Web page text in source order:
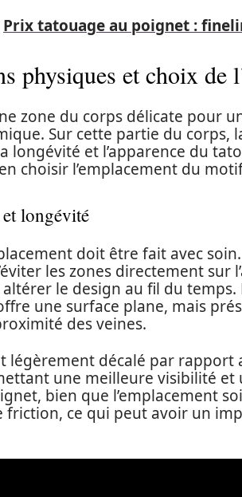
Prix tatouage au poignet :
physiques et choix de
zone du corps délicate pour
Sur cette partie du corps,
longévité et l’apparence du
choisir l’emplacement du
longévité
doit être fait avec
les zones directement sur
le design au fil du
une surface plane, mais
des veines.
légèrement décalé par
une meilleure visibilité et
bien que l’emplacement
friction, ce qui peut avoir un